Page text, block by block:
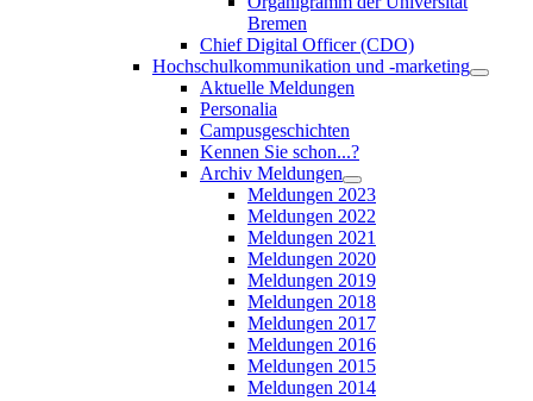
Bremen
Chief Digital Officer (CDO)
Hochschulkommunikation und -marketing
Aktuelle Meldungen
Personalia
Campusgeschichten
Kennen Sie schon...?
Archiv Meldungen
Meldungen 2023
Meldungen 2022
Meldungen 2021
Meldungen 2020
Meldungen 2019
Meldungen 2018
Meldungen 2017
Meldungen 2016
Meldungen 2015
Meldungen 2014